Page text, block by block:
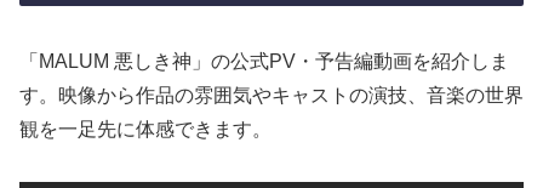
「MALUM 悪しき神」の公式PV・予告編動画を紹介しま
す。映像から作品の雰囲気やキャストの演技、音楽の世界
観を一足先に体感できます。